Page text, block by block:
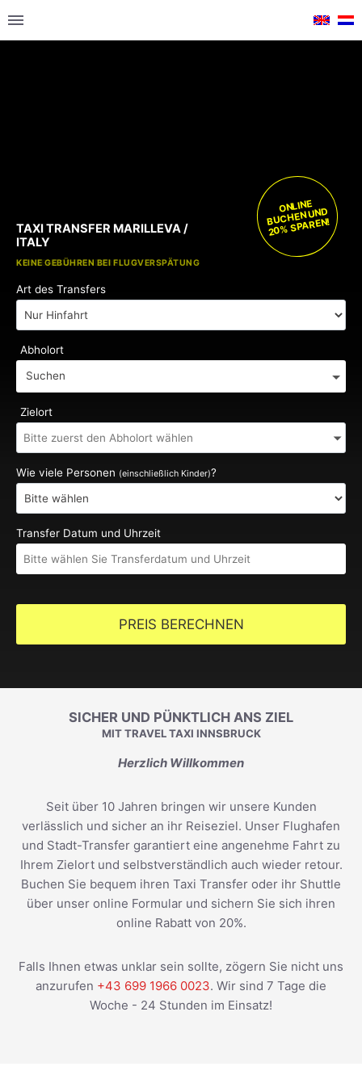
KOSTENLOSE KINDERSITZE
KEINE GEBÜHREN BEI FLUGVERSPÄTUNG
TAXI TRANSFER MARILLEVA /
ITALY
ONLINE
BUCHEN UND
20% SPAREN!
Art des Transfers
Abholort
Suchen
Zielort
Wie viele Personen (einschließlich Kinder)?
Transfer Datum und Uhrzeit
PREIS BERECHNEN
SICHER UND PÜNKTLICH ANS ZIEL
MIT TRAVEL TAXI INNSBRUCK
Herzlich Willkommen
Seit über 10 Jahren bringen wir unsere Kunden
verlässlich und sicher an ihr Reiseziel. Unser Flughafen
und Stadt-Transfer garantiert eine angenehme Fahrt zu
Ihrem Zielort und selbstverständlich auch wieder retour.
Buchen Sie bequem ihren Taxi Transfer oder ihr Shuttle
über unser online Formular und sichern Sie sich ihren
online Rabatt von 20%.
Falls Ihnen etwas unklar sein sollte, zögern Sie nicht uns
anzurufen +43 699 1966 0023. Wir sind 7 Tage die
Woche - 24 Stunden im Einsatz!